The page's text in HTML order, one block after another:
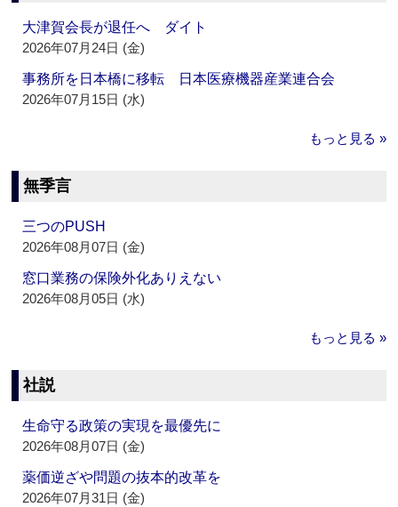
大津賀会長が退任へ ダイト
2026年07月24日 (金)
事務所を日本橋に移転 日本医療機器産業連合会
2026年07月15日 (水)
もっと見る »
無季言
三つのPUSH
2026年08月07日 (金)
窓口業務の保険外化ありえない
2026年08月05日 (水)
もっと見る »
社説
生命守る政策の実現を最優先に
2026年08月07日 (金)
薬価逆ざや問題の抜本的改革を
2026年07月31日 (金)